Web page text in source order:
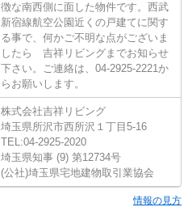
徴な南西側に面した物件です。西武
新宿線航空公園近くの戸建てに関す
る事で、何かご不明な点がございま
したら 吉祥リビングまでお知らせ
下さい。ご連絡は、04-2925-2221か
らお願いします。
株式会社吉祥リビング
埼玉県所沢市西所沢１丁目5-16
TEL:04-2925-2020
埼玉県知事 (9) 第12734号
(公社)埼玉県宅地建物取引業協会
情報の見方